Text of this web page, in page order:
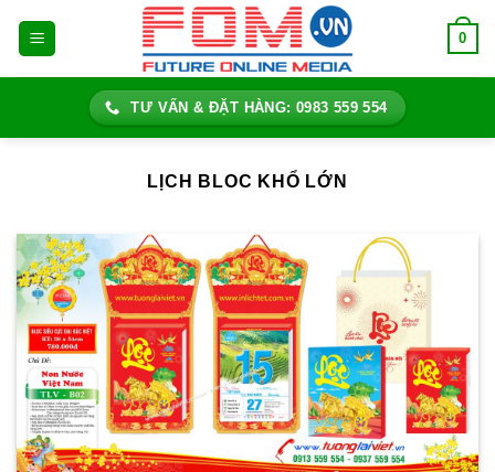
0
TƯ VẤN & ĐẶT HÀNG: 0983 559 554
LỊCH BLOC KHỔ LỚN